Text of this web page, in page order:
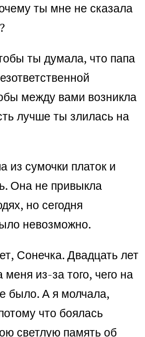
ты мне не сказала
ты думала, что папа
между вами возникла
лучше ты злилась на
из сумочки платок и
Она не привыкла
но сегодня
невозможно.
Сонечка. Двадцать лет
из-за того, чего на
было. А я молчала,
что боялась
светлую память об